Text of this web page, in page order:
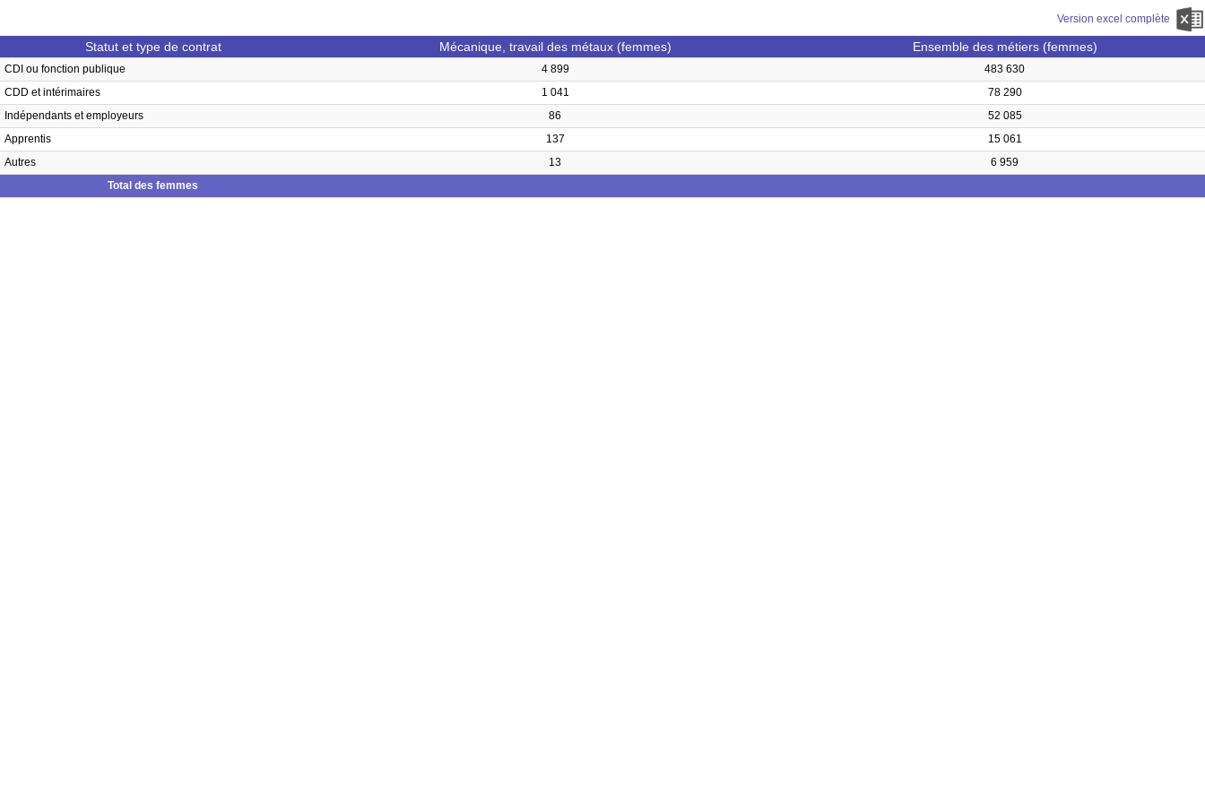
Version excel complète
Statut et type de contrat Mécanique, travail des métaux (femmes) Ensemble des métiers (femmes)
CDI ou fonction publique 4 899
483 630
CDD et intérimaires
1 041
78 290
Indépendants et employeurs
86
52 085
Apprentis
137
15 061
Autres
13
6 959
Total des femmes